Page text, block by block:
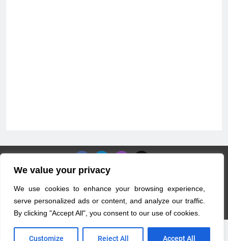
We value your privacy
We use cookies to enhance your browsing experience,
serve personalized ads or content, and analyze our traffic.
By clicking "Accept All", you consent to our use of cookies.
Customize Reject All Accept All